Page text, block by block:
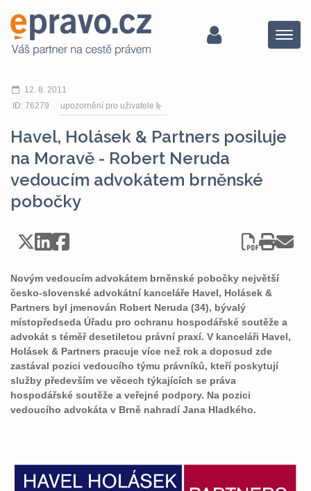
Menu
12. 8. 2011
ID: 76279
upozornění pro uživatele
Havel, Holásek & Partners posiluje
na Moravě - Robert Neruda
vedoucím advokátem brněnské
pobočky
Novým vedoucím advokátem brněnské pobočky největší
česko-slovenské advokátní kanceláře Havel, Holásek &
Partners byl jmenován Robert Neruda (34), bývalý
místopředseda Úřadu pro ochranu hospodářské soutěže a
advokát s téměř desetiletou právní praxí. V kanceláři Havel,
Holásek & Partners pracuje více než rok a doposud zde
zastával pozici vedoucího týmu právníků, kteří poskytují
služby především ve věcech týkajících se práva
hospodářské soutěže a veřejné podpory. Na pozici
vedoucího advokáta v Brně nahradí Jana Hladkého.